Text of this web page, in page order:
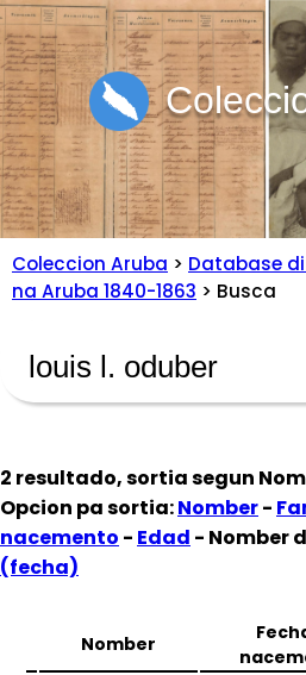
Coleccion Aruba > Database
na Aruba 1840-1863 > Busca
2 resultado, sortia segun
Opcion pa sortia:Nomber-
nacemento - Edad - Nomber
(fecha)
Nomber